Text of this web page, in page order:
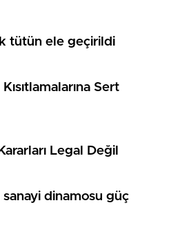
tütün ele geçirildi
Sert
Legal Değil
sanayi dinamosu güç